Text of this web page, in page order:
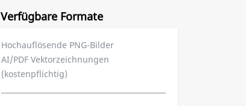
Verfügbare Formate
Hochauflösende PNG-Bilder
AI/PDF Vektorzeichnungen
(kostenpflichtig)